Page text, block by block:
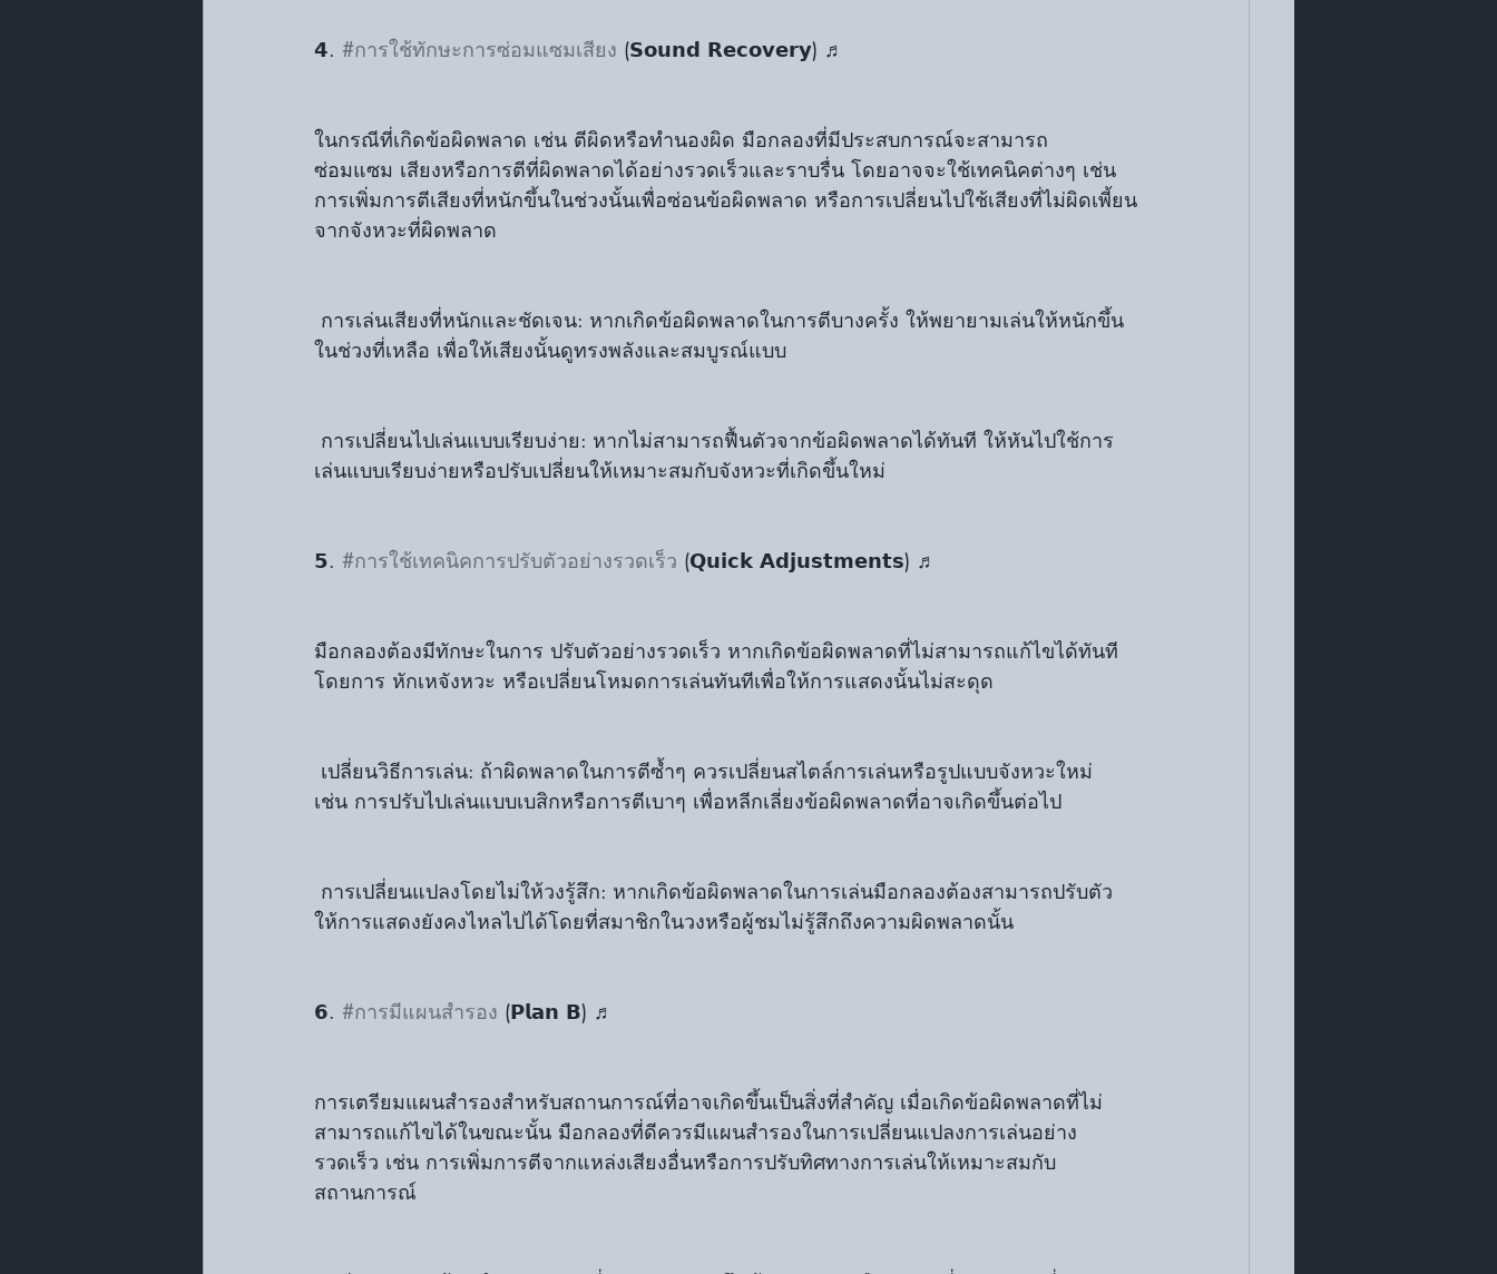
𝟰. #การใช้ทักษะการซ่อมแซมเสียง (𝗦𝗼𝘂𝗻𝗱 𝗥𝗲𝗰𝗼𝘃𝗲𝗿𝘆) ♬
ในกรณีที่เกิดข้อผิดพลาด เช่น ตีผิดหรือทำนองผิด มือกลองที่มีประสบการณ์จะสามารถ
ซ่อมแซม เสียงหรือการตีที่ผิดพลาดได้อย่างรวดเร็วและราบรื่น โดยอาจจะใช้เทคนิคต่างๆ เช่น
การเพิ่มการตีเสียงที่หนักขึ้นในช่วงนั้นเพื่อซ่อนข้อผิดพลาด หรือการเปลี่ยนไปใช้เสียงที่ไม่ผิดเพี้ยน
จากจังหวะที่ผิดพลาด
ในช่วงที่เหลือ เพื่อให้เสียงนั้นดูทรงพลังและสมบูรณ์แบบ
เล่นแบบเรียบง่ายหรือปรับเปลี่ยนให้เหมาะสมกับจังหวะที่เกิดขึ้นใหม่
𝟱. #การใช้เทคนิคการปรับตัวอย่างรวดเร็ว (𝗤𝘂𝗶𝗰𝗸 𝗔𝗱𝗷𝘂𝘀𝘁𝗺𝗲𝗻𝘁𝘀) ♬
มือกลองต้องมีทักษะในการ ปรับตัวอย่างรวดเร็ว หากเกิดข้อผิดพลาดที่ไม่สามารถแก้ไขได้ทันที
โดยการ หักเหจังหวะ หรือเปลี่ยนโหมดการเล่นทันทีเพื่อให้การแสดงนั้นไม่สะดุด
เช่น การปรับไปเล่นแบบเบสิกหรือการตีเบาๆ เพื่อหลีกเลี่ยงข้อผิดพลาดที่อาจเกิดขึ้นต่อไป
ให้การแสดงยังคงไหลไปได้โดยที่สมาชิกในวงหรือผู้ชมไม่รู้สึกถึงความผิดพลาดนั้น
𝟲. #การมีแผนสำรอง (𝗣𝗹𝗮𝗻 𝗕) ♬
การเตรียมแผนสำรองสำหรับสถานการณ์ที่อาจเกิดขึ้นเป็นสิ่งที่สำคัญ เมื่อเกิดข้อผิดพลาดที่ไม่
สามารถแก้ไขได้ในขณะนั้น มือกลองที่ดีควรมีแผนสำรองในการเปลี่ยนแปลงการเล่นอย่าง
รวดเร็ว เช่น การเพิ่มการตีจากแหล่งเสียงอื่นหรือการปรับทิศทางการเล่นให้เหมาะสมกับ
สถานการณ์